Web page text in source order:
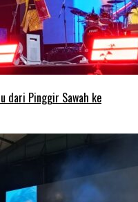
dari Pinggir Sawah ke